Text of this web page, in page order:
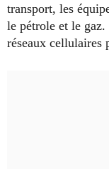
transport, les
le pétrole et le gaz.
réseaux cellulaires